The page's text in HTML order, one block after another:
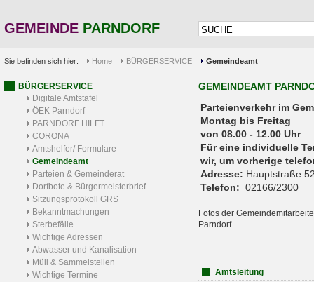
GEMEINDE PARNDORF
Sie befinden sich hier: Home BÜRGERSERVICE Gemeindeamt
BÜRGERSERVICE
Digitale Amtstafel
ÖEK Parndorf
PARNDORF HILFT
CORONA
Amtshelfer/ Formulare
Gemeindeamt
Parteien & Gemeinderat
Dorfbote & Bürgermeisterbrief
Sitzungsprotokoll GRS
Bekanntmachungen
Sterbefälle
Wichtige Adressen
Abwasser und Kanalisation
Müll & Sammelstellen
Wichtige Termine
GEMEINDEAMT
Parteienverkehr
Montag bis Freitag
von 08.00 - 12.00 Uhr
Für eine individuelle
wir, um vorherige
Adresse: Hauptstraße
Telefon: 02166/2300
Fotos der
Parndorf.
Amtsleitung